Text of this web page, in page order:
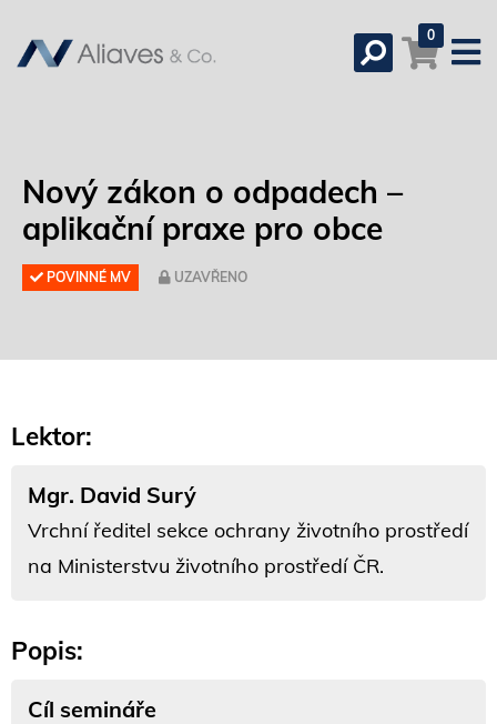
0
Nový zákon o odpadech –
aplikační praxe pro obce
POVINNÉ MV UZAVŘENO
Lektor:
Mgr. David Surý
Vrchní ředitel sekce ochrany životního prostředí
na Ministerstvu životního prostředí ČR.
Popis:
Cíl semináře